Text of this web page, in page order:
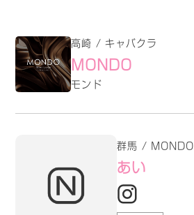
高崎 / キャバクラ
MONDO
モンド
群馬 / MONDO
あい